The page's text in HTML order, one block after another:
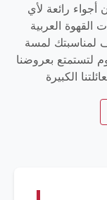
رائعة لأي
العربية
لمناسبتك لمسة
لتستمتع بعروضنا